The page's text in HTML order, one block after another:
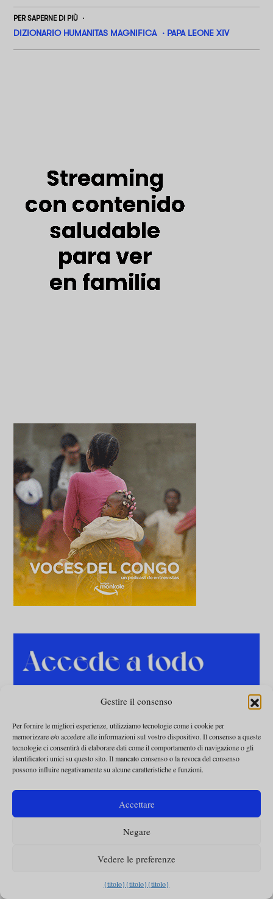
Gestire il consenso
Per fornire le migliori esperienze, utilizziamo tecnologie come i cookie per
memorizzare e/o accedere alle informazioni sul vostro dispositivo. Il consenso a queste
tecnologie ci consentirà di elaborare dati come il comportamento di navigazione o gli
identificatori unici su questo sito. Il mancato consenso o la revoca del consenso
possono influire negativamente su alcune caratteristiche e funzioni.
Accettare
Negare
Vedere le preferenze
{titolo}{titolo}{titolo}
PER SAPERNE DI PIÙ
DIZIONARIO HUMANITAS MAGNIFICA PAPA LEONE XIV
Omnes e godetevi i
abbonati.
Avrete accesso a tutti gli
Omnes
ABBONARSI